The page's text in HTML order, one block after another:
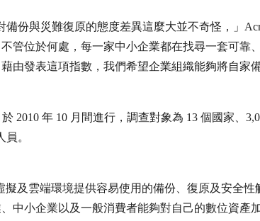
備份與災難復原的態度差異這麼大並不奇怪，」
管位於何處，每一家中小企業都在找尋一套可靠
由發表這項指數，我們希望企業組織能夠將自家
於 2010 年 10 月間進行，調查對象為 13 個國家、
。
擬及雲端環境提供容易使用的備份、復原及安全
中小企業以及一般消費者能夠對自己的數位資產